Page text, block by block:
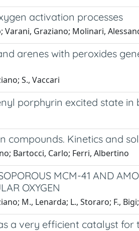
activation processes
Graziano; Molinari,
arenes with peroxides
S., Vaccari
porphyrin excited state
Kinetics and
Bartocci, Carlo; Ferri, Albertino
MCM-41 AND
OXYGEN
M., Lenarda; L., Storaro; F.,
a very efficient catalyst for